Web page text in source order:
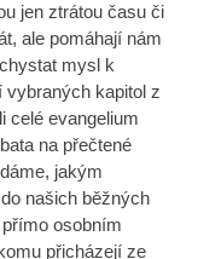
jen ztrátou času či
ale pomáhají nám
mysl k
kapitol z
celé evangelium
na přečtené
jakým
našich běžných
osobním
přicházejí ze